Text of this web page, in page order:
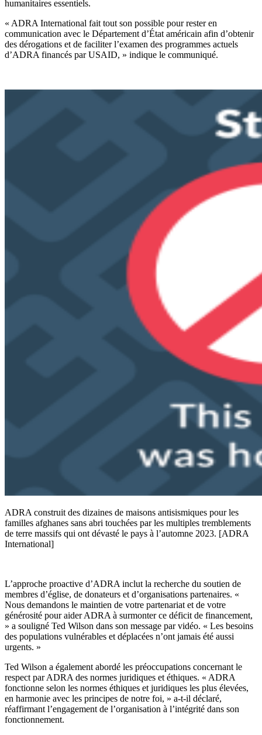
humanitaires essentiels.
« ADRA International fait tout son possible pour rester en
communication avec le Département d’État américain afin d’obtenir
des dérogations et de faciliter l’examen des programmes actuels
d’ADRA financés par USAID, » indique le communiqué.
ADRA construit des dizaines de maisons antisismiques pour les
familles afghanes sans abri touchées par les multiples tremblements
de terre massifs qui ont dévasté le pays à l’automne 2023. [ADRA
International]
L’approche proactive d’ADRA inclut la recherche du soutien de
membres d’église, de donateurs et d’organisations partenaires. «
Nous demandons le maintien de votre partenariat et de votre
générosité pour aider ADRA à surmonter ce déficit de financement,
» a souligné Ted Wilson dans son message par vidéo. « Les besoins
des populations vulnérables et déplacées n’ont jamais été aussi
urgents. »
Ted Wilson a également abordé les préoccupations concernant le
respect par ADRA des normes juridiques et éthiques. « ADRA
fonctionne selon les normes éthiques et juridiques les plus élevées,
en harmonie avec les principes de notre foi, » a-t-il déclaré,
réaffirmant l’engagement de l’organisation à l’intégrité dans son
fonctionnement.